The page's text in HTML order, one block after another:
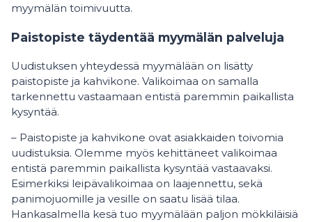
myymälän toimivuutta.
Paistopiste täydentää myymälän palveluja
Uudistuksen yhteydessä myymälään on lisätty
paistopiste ja kahvikone. Valikoimaa on samalla
tarkennettu vastaamaan entistä paremmin paikallista
kysyntää.
– Paistopiste ja kahvikone ovat asiakkaiden toivomia
uudistuksia. Olemme myös kehittäneet valikoimaa
entistä paremmin paikallista kysyntää vastaavaksi.
Esimerkiksi leipävalikoimaa on laajennettu, sekä
panimojuomille ja vesille on saatu lisää tilaa.
Hankasalmella kesä tuo myymälään paljon mökkiläisiä